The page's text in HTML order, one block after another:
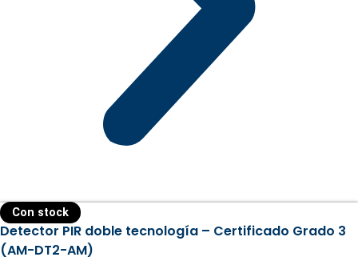
Con stock
Detector PIR doble tecnología – Certificado Grado 3
(AM-DT2-AM)